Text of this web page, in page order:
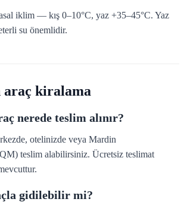
iklim — kış 0–10°C, yaz +35–45°C. Yaz
su önemlidir.
araç kiralama
nerede teslim alınır?
otelinizde veya Mardin
teslim alabilirsiniz. Ücretsiz teslimat
gidilebilir mi?